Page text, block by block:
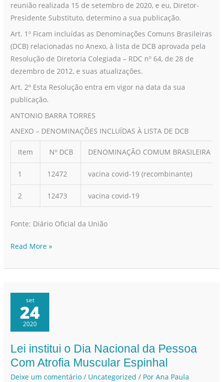
reunião realizada 15 de setembro de 2020, e eu, Diretor-
Presidente Substituto, determino a sua publicação.
Art. 1º Ficam incluídas as Denominações Comuns Brasileiras
(DCB) relacionadas no Anexo, à lista de DCB aprovada pela
Resolução de Diretoria Colegiada – RDC nº 64, de 28 de
dezembro de 2012, e suas atualizações.
Art. 2º Esta Resolução entra em vigor na data da sua
publicação.
ANTONIO BARRA TORRES
ANEXO – DENOMINAÇÕES INCLUÍDAS À LISTA DE DCB
Item Nº DCB DENOMINAÇÃO COMUM BRASILEIRA
1 12472 vacina covid-19 (recombinante)
2 12473 vacina covid-19
Fonte: Diário Oficial da União
Read More »
set
24
2020
Lei institui o Dia Nacional da Pessoa
Com Atrofia Muscular Espinhal
Deixe um comentário / Uncategorized / PorAna Paula
Lei
institui
o